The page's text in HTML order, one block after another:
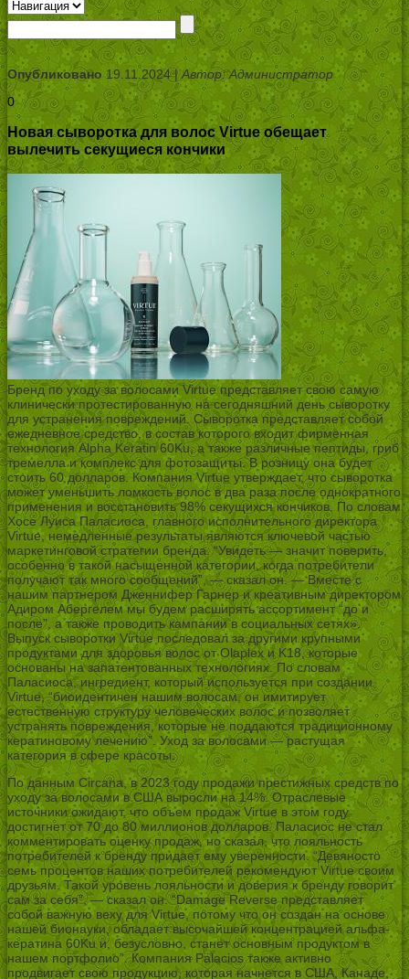
Опубликовано19.11.2024 | Автор: Администратор
0
Новая сыворотка для волос Virtue обещает
вылечить секущиеся кончики
Бренд по уходу за волосами Virtue представляет свою самую
клинически протестированную на сегодняшний день сыворотку
для устранения повреждений. Сыворотка представляет собой
ежедневное средство, в состав которого входит фирменная
технология Alpha Keratin 60Ku, а также различные пептиды, гриб
тремелла и комплекс для фотозащиты. В розницу она будет
стоить 60 долларов. Компания Virtue утверждает, что сыворотка
может уменьшить ломкость волос в два раза после однократного
применения и восстановить 98% секущихся кончиков. По словам
Хосе Луиса Паласиоса, главного исполнительного директора
Virtue, немедленные результаты являются ключевой частью
маркетинговой стратегии бренда. “Увидеть — значит поверить,
особенно в такой насыщенной категории, когда потребители
получают так много сообщений”, — сказал он. — Вместе с
нашим партнером Дженнифер Гарнер и креативным директором
Адиром Абергелем мы будем расширять ассортимент “до и
после”, а также проводить кампании в социальных сетях».
Выпуск сыворотки Virtue последовал за другими крупными
продуктами для здоровья волос от Olaplex и K18, которые
основаны на запатентованных технологиях. По словам
Паласиоса, ингредиент, который используется при создании
Virtue, “биоидентичен нашим волосам, он имитирует
естественную структуру человеческих волос и позволяет
устранять повреждения, которые не поддаются традиционному
кератиновому лечению”. Уход за волосами — растущая
категория в сфере красоты.
По данным Circana, в 2023 году продажи престижных средств по
уходу за волосами в США выросли на 14%. Отраслевые
источники ожидают, что объем продаж Virtue в этом году
достигнет от 70 до 80 миллионов долларов. Паласиос не стал
комментировать оценку продаж, но сказал, что лояльность
потребителей к бренду придает ему уверенности. “Девяносто
семь процентов наших потребителей рекомендуют Virtue своим
друзьям. Такой уровень лояльности и доверия к бренду говорит
сам за себя”, — сказал он. “Damage Reverse представляет
собой важную веху для Virtue, потому что он создан на основе
нашей бионауки, обладает высочайшей концентрацией альфа-
кератина 60Ku и, безусловно, станет основным продуктом в
нашем портфолио”. Компания Palacios также активно
продвигает свою продукцию, которая начнется в США, Канаде,